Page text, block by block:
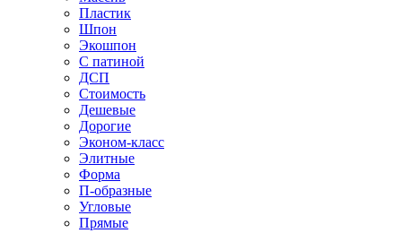
Пластик
Шпон
Экошпон
С патиной
ДСП
Стоимость
Дешевые
Дорогие
Эконом-класс
Элитные
Форма
П-образные
Угловые
Прямые